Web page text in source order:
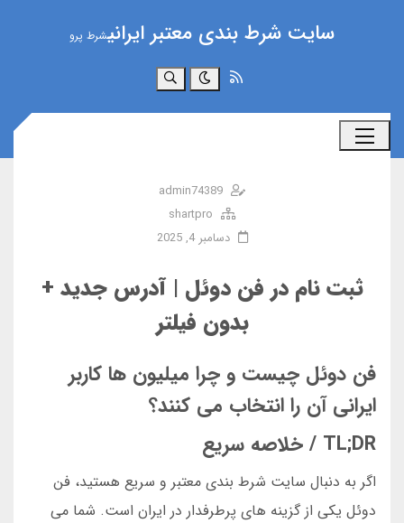
سایت شرط بندی معتبر ایرانیشرط پرو
جستجو
admin74389
shartpro
دسامبر 4, 2025
ثبت نام در فن دوئل | آدرس جدید +
بدون فیلتر
فن دوئل چیست و چرا میلیون ها کاربر
ایرانی آن را انتخاب می کنند؟
TL;DR / خلاصه سریع
اگر به دنبال سایت شرط بندی معتبر و سریع هستید، فن
دوئل یکی از گزینه های پرطرفدار در ایران است. شما می